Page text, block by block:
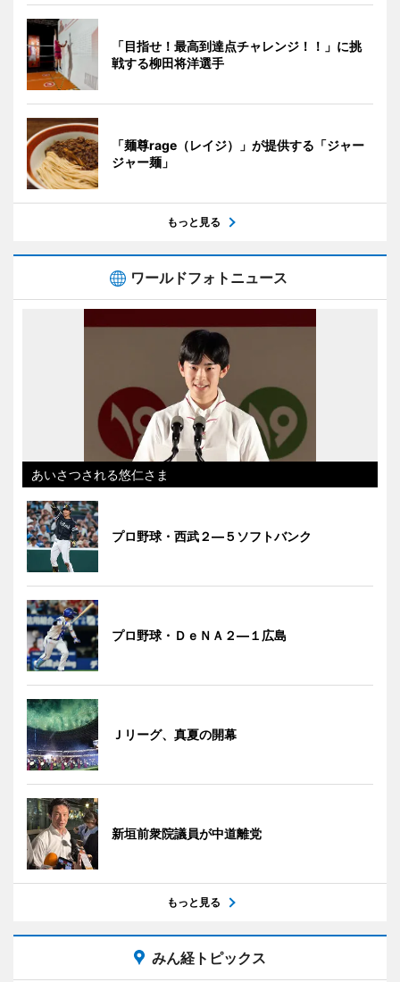
「目指せ！最高到達点チャレンジ！！」に挑
戦する柳田将洋選手
「麺尊rage（レイジ）」が提供する「ジャー
ジャー麺」
もっと見る
ワールドフォトニュース
あいさつされる悠仁さま
プロ野球・西武２―５ソフトバンク
プロ野球・ＤｅＮＡ２―１広島
Ｊリーグ、真夏の開幕
新垣前衆院議員が中道離党
もっと見る
みん経トピックス